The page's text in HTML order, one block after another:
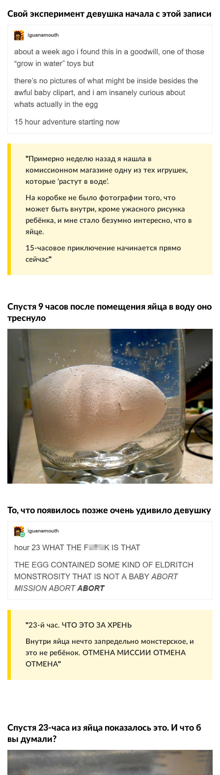
Свой эксперимент девушка начала с этой записи
" Примерно неделю назад я нашла в
комиссионном магазине одну из тех игрушек,
которые 'растут в воде'.
На коробке не было фотографии того, что
может быть внутри, кроме ужасного рисунка
ребёнка, и мне стало безумно интересно, что в
яйце.
15-часовое приключение начинается прямо
сейчас"
Спустя 9 часов после помещения яйца в воду оно
треснуло
То, что появилось позже очень удивило девушку
"23-й час. ЧТО ЭТО ЗА ХРЕНЬ
Внутри яйца нечто запредельно монстерское, и
это не ребёнок. ОТМЕНА МИССИИ ОТМЕНА
ОТМЕНА"
Спустя 23-часа из яйца показалось это. И что б
вы думали?